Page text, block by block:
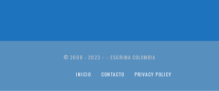
© 2008 - 2023 :: :: ESGRIMA COLOMBIA
INICIO CONTACTO PRIVACY POLICY